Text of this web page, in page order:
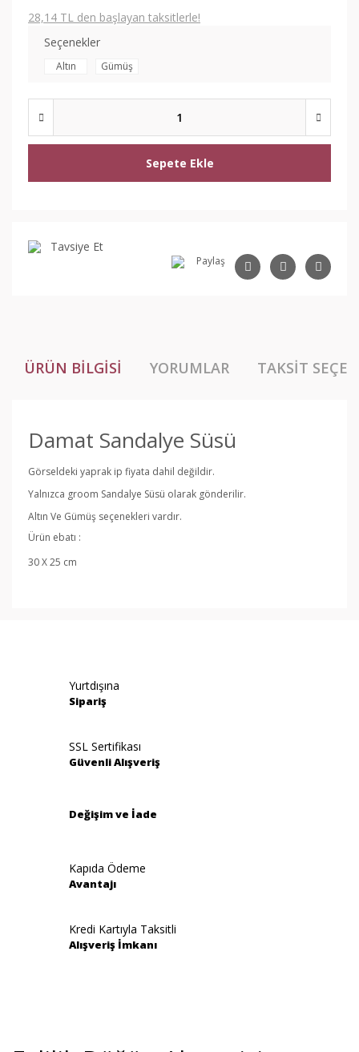
28,14 TL den başlayan taksitlerle!
Seçenekler
Altın Gümüş
Sepete Ekle
Tavsiye Et
Paylaş
ÜRÜN BILGISI YORUMLAR TAKSIT
Damat Sandalye Süsü
Görseldeki yaprak ip fiyata dahil değildir.
Yalnızca groom Sandalye Süsü olarak gönderilir.
Altın Ve Gümüş seçenekleri vardır.
Ürün ebatı :
30 X 25 cm
Ürün resmi kalitesiz, bozuk veya görüntülenemiyor.
Ürün bilgilerinde hatalar bulunuyor.
Ürün fiyatı diğer sitelerden daha pahalı.
Yurtdışına
Sipariş
SSL Sertifikası
Güvenli Alışveriş
Değişim ve İade
Kapıda Ödeme
Avantajı
Kredi Kartıyla Taksitli
Alışveriş İmkanı